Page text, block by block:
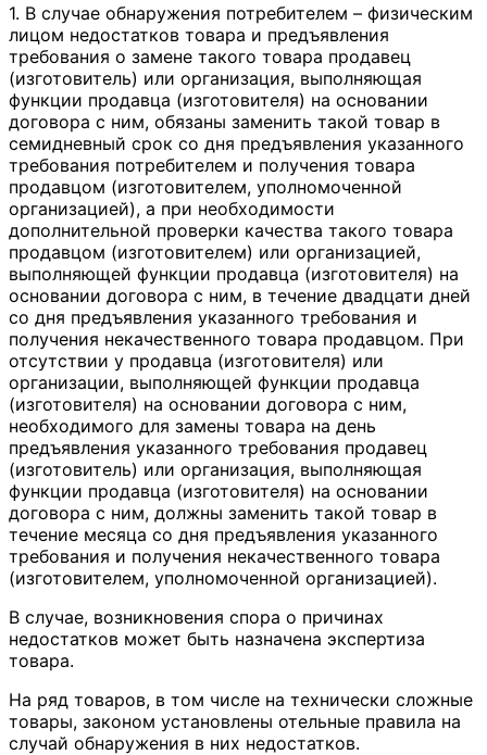
1. В случае обнаружения потребителем – физическим
лицом недостатков товара и предъявления
требования о замене такого товара продавец
(изготовитель) или организация, выполняющая
функции продавца (изготовителя) на основании
договора с ним, обязаны заменить такой товар в
семидневный срок со дня предъявления указанного
требования потребителем и получения товара
продавцом (изготовителем, уполномоченной
организацией), а при необходимости
дополнительной проверки качества такого товара
продавцом (изготовителем) или организацией,
выполняющей функции продавца (изготовителя) на
основании договора с ним, в течение двадцати дней
со дня предъявления указанного требования и
получения некачественного товара продавцом. При
отсутствии у продавца (изготовителя) или
организации, выполняющей функции продавца
(изготовителя) на основании договора с ним,
необходимого для замены товара на день
предъявления указанного требования продавец
(изготовитель) или организация, выполняющая
функции продавца (изготовителя) на основании
договора с ним, должны заменить такой товар в
течение месяца со дня предъявления указанного
требования и получения некачественного товара
(изготовителем, уполномоченной организацией).
В случае, возникновения спора о причинах
недостатков может быть назначена экспертиза
товара.
На ряд товаров, в том числе на технически сложные
товары, законом установлены отельные правила на
случай обнаружения в них недостатков.